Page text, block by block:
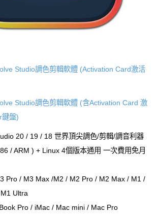
Studio調色剪輯軟體 (Activation Card激活
Studio調色剪輯軟體 (含Activation Card 激
鍵盤)
20 / 19 / 18 世界頂尖調色/剪輯/調音利器
/ ARM ) + Linux 4個版本通用 一次費用免月
Pro / M3 Max /M2 / M2 Pro / M2 Max / M1 /
Ultra
Pro / iMac / Mac mini / Mac Pro